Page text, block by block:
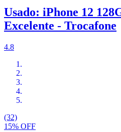
Usado: iPhone 12
Excelente - Trocafone
4.8
(32)
15% OFF